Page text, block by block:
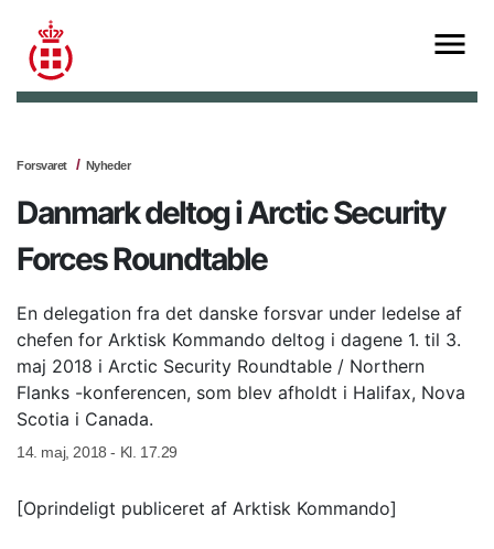
Forsvaret Nyheder
Danmark deltog i Arctic Security
Forces Roundtable
En delegation fra det danske forsvar under ledelse af
chefen for Arktisk Kommando deltog i dagene 1. til 3.
maj 2018 i Arctic Security Roundtable / Northern
Flanks -konferencen, som blev afholdt i Halifax, Nova
Scotia i Canada.
14. maj, 2018 - Kl. 17.29
[Oprindeligt publiceret af Arktisk Kommando]